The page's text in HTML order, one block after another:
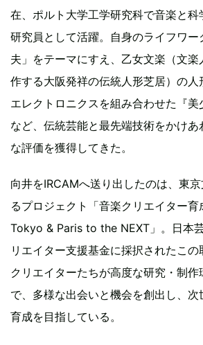
在、ポルト大学工学研究科で音楽と
研究員として活躍。自身のライフワー
夫」をテーマにすえ、乙女文楽（文楽
作する大阪発祥の伝統人形芝居）の人
エレクトロニクスを組み合わせた『
など、伝統芸能と最先端技術をかけ
な評価を獲得してきた。
向井をIRCAMへ送り出したのは、東
るプロジェクト「音楽クリエイター育
Tokyo & Paris to the NEXT」。日本
リエイター支援基金に採択されたこ
クリエイターたちが高度な研究・制作
で、多様な出会いと機会を創出し、
育成を目指している。